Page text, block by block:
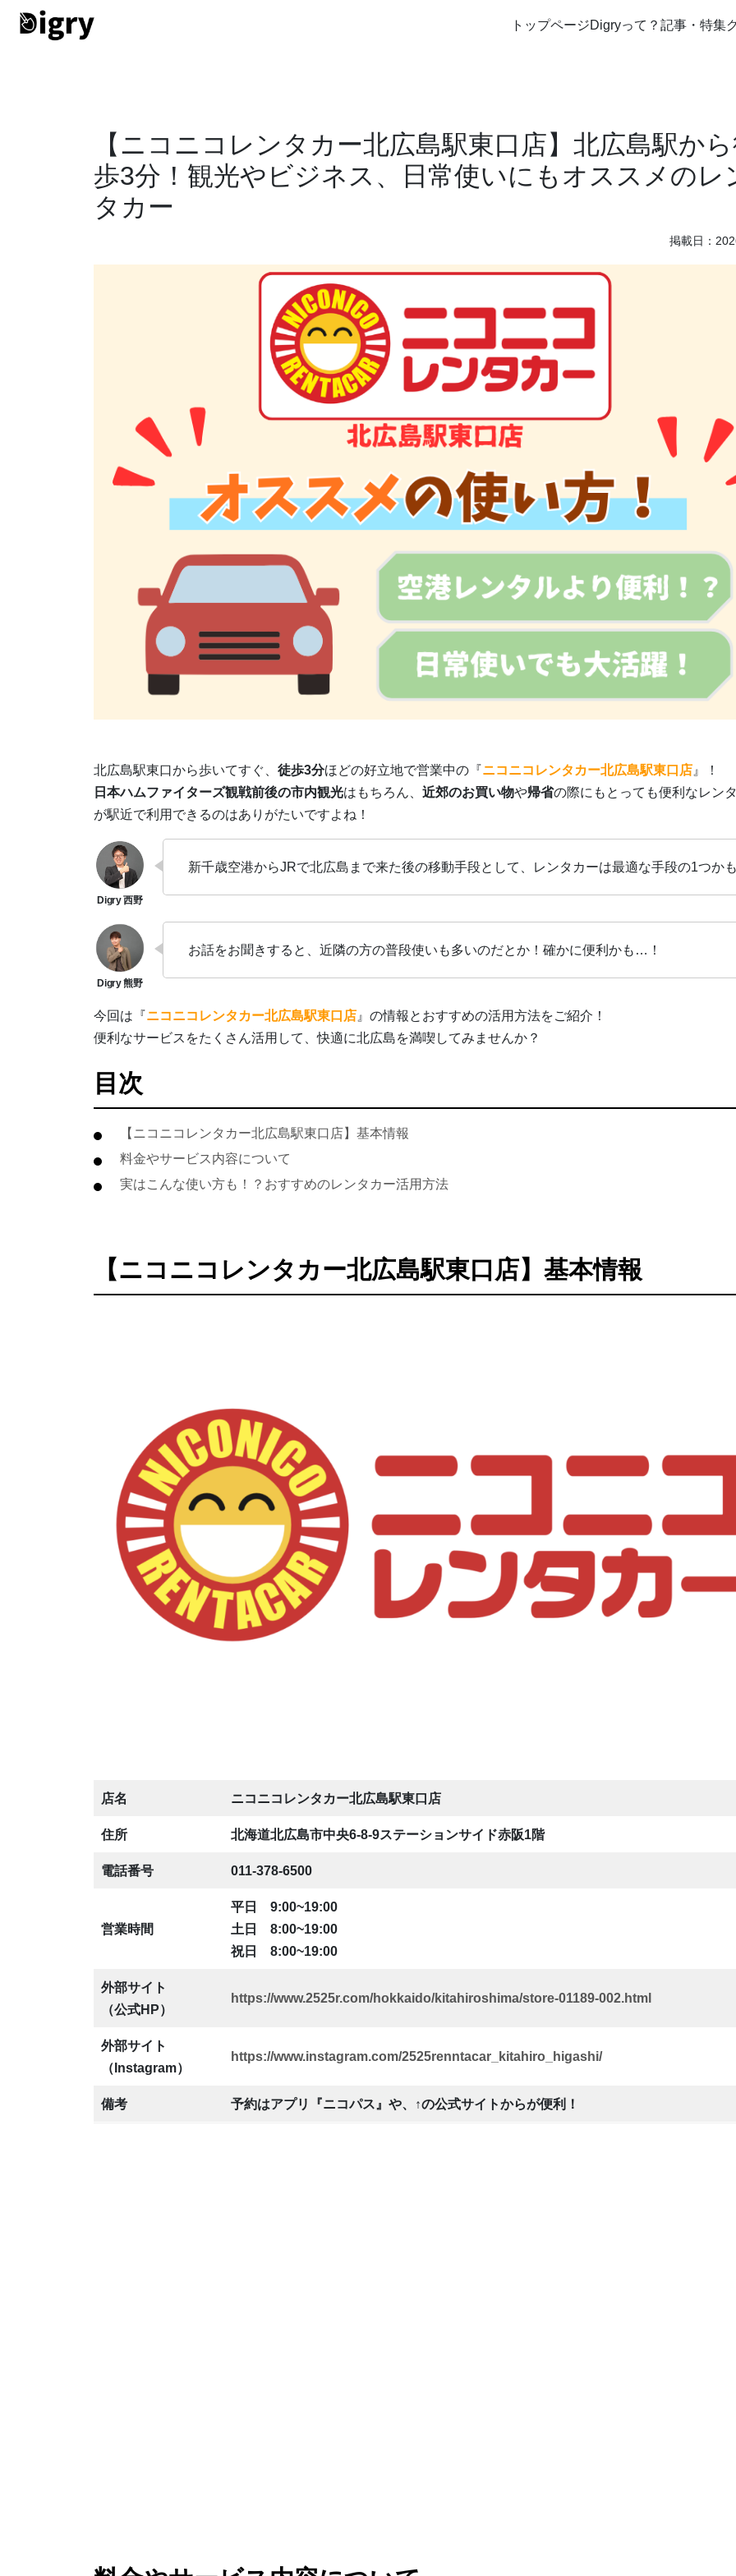
トップページDigryって？ 記事・特集
【ニコニコレンタカー北広島駅東口店】北広島駅か
歩3分！観光やビジネス、日常使いにもオススメのレ
タカー
掲載日：
北広島駅東口から歩いてすぐ、 徒歩3分ほどの好立地で営業中の『ニコニコレンタカー北広島駅東口店 』！
日本ハムファイターズ観戦前後の市内観光はもちろん、 近郊のお買い物や帰省の際にもとっても便利なレン
が駅近で利用できるのはありがたいですよね！
新千歳空港からJRで北広島まで来た後の移動手段として、レンタカーは最適な手段の1つかも
お話をお聞きすると、近隣の方の普段使いも多いのだとか！確かに便利かも…！
今回は『ニコニコレンタカー北広島駅東口店 』の情報とおすすめの活用方法をご紹介！
便利なサービスをたくさん活用して、快適に北広島を満喫してみませんか？
目次
【ニコニコレンタカー北広島駅東口店】基本情報
料金やサービス内容について
実はこんな使い方も！？おすすめのレンタカー活用方法
【ニコニコレンタカー北広島駅東口店】基本情報
店名 ニコニコレンタカー北広島駅東口店
住所 北海道北広島市中央6-8-9ステーションサイド赤阪1階
電話番号 011-378-6500
営業時間
平日 9:00~19:00
土日 8:00~19:00
祝日 8:00~19:00
外部サイト
（公式HP）
https://www.2525r.com/hokkaido/kitahiroshima/store-01189-002.html
外部サイト
（Instagram）
https://www.instagram.com/2525renntacar_kitahiro_higashi/
備考 予約はアプリ『ニコパス』や、↑の公式サイトからが便利！